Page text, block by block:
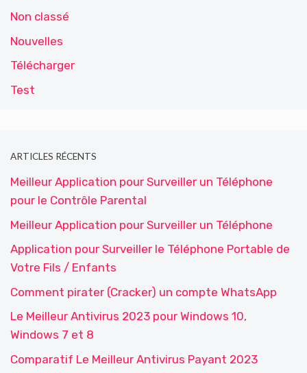
Non classé
Nouvelles
Télécharger
Test
ARTICLES RÉCENTS
Meilleur Application pour Surveiller un Téléphone
pour le Contrôle Parental
Meilleur Application pour Surveiller un Téléphone
Application pour Surveiller le Téléphone Portable de
Votre Fils / Enfants
Comment pirater (Cracker) un compte WhatsApp
Le Meilleur Antivirus 2023 pour Windows 10,
Windows 7 et 8
Comparatif Le Meilleur Antivirus Payant 2023